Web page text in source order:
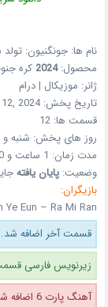
نام ها: جونگنیون: تولد
محصول:2024 کره
ژانر: موزیکال | درام
تاریخ پخش:2024
قسمت ها:12
روز های پخش: شنبه
مدت زمان: 1 ساعت و 10 دقیقه
وضعیت:پایان یافته
بازیگران:
Eun – Ra Mi Ran
قسمت آخر اضافه شد.
زیرنویس فارسی
آهنگ پارت 6 اضافه شد.